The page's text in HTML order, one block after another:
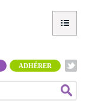
ADHÉRER